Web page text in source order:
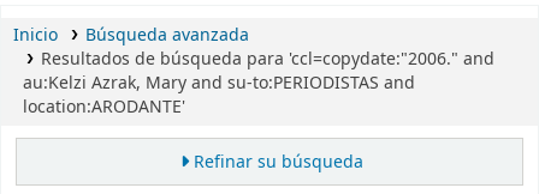
Inicio
Búsqueda avanzada
Resultados de búsqueda para 'ccl=copydate:"2006." and
au:Kelzi Azrak, Mary and su-to:PERIODISTAS and
location:ARODANTE'
Refinar su búsqueda